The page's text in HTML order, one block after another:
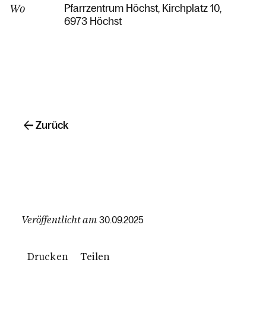
Wo Pfarrzentrum Höchst Kirchplatz 10
6973 Höchst
Veröffentlicht am 30.09.2025
Drucken Teilen
Zurück